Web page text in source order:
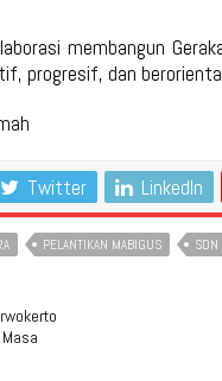
membangun
progresif, dan
Twitter LinkedIn
PELANTIKAN MABIGUS SDN